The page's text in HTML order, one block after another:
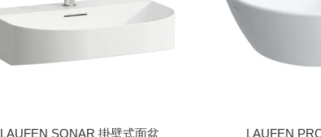
LAUFEN SONAR 掛壁式面盆 LAUFEN